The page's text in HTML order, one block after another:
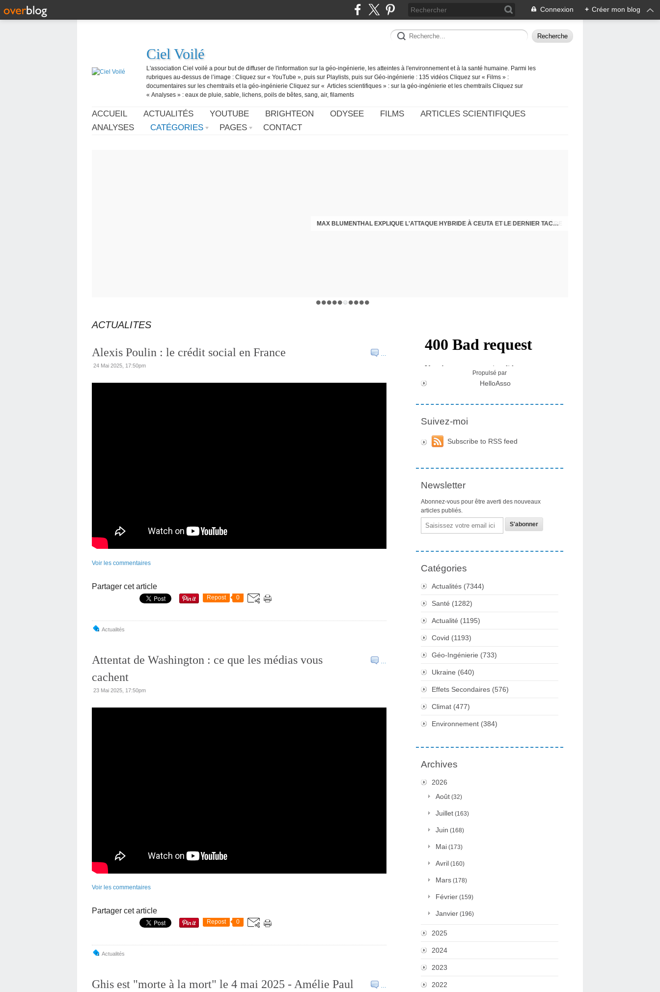
Connexion + Créer mon blog
Ciel Voilé
L'association Ciel voilé a pour but de diffuser de l'information sur la géo-ingénierie, les atteintes à l'environnement et à la santé humaine. Parmi les
rubriques au-dessus de l’image : Cliquez sur « YouTube », puis sur Playlists, puis sur Géo-ingénierie : 135 vidéos Cliquez sur « Films » :
documentaires sur les chemtrails et la géo-ingénierie Cliquez sur « Articles scientifiques » : sur la géo-ingénierie et les chemtrails Cliquez sur
« Analyses » : eaux de pluie, sable, lichens, poils de bêtes, sang, air, filaments
ACCUEIL ACTUALITÉS YOUTUBE BRIGHTEON ODYSEE FILMS
ARTICLES SCIENTIFIQUES
ANALYSES
CATÉGORIES PAGES CONTACT
INCENDIES HISTORIQUES : LA PISTE ÉTRANGÈRE
ACTUALITES
…
Alexis Poulin : le crédit social en France
24 Mai 2025, 17:50pm
Voir les commentaires
Partager cet article
Repost 0
Actualités
Attentat de Washington : ce que les médias vous
cachent
23 Mai 2025, 17:50pm
Voir les commentaires
Partager cet article
Repost 0
Actualités
…
Ghis est "morte à la mort" le 4 mai 2025 - Amélie Paul
Propulsé par
HelloAsso
Suivez-moi
Subscribe to RSS feed
Newsletter
Abonnez-vous pour être averti des nouveaux
articles publiés.
Email
Catégories
Actualités (7344)
Santé (1282)
Actualité (1195)
Covid (1193)
Géo-Ingénierie (733)
Ukraine (640)
Effets Secondaires (576)
Climat (477)
Environnement (384)
Archives
2026
Août (32)
Juillet (163)
Juin (168)
Mai (173)
Avril (160)
Mars (178)
Février (159)
Janvier (196)
2025
2024
2023
2022